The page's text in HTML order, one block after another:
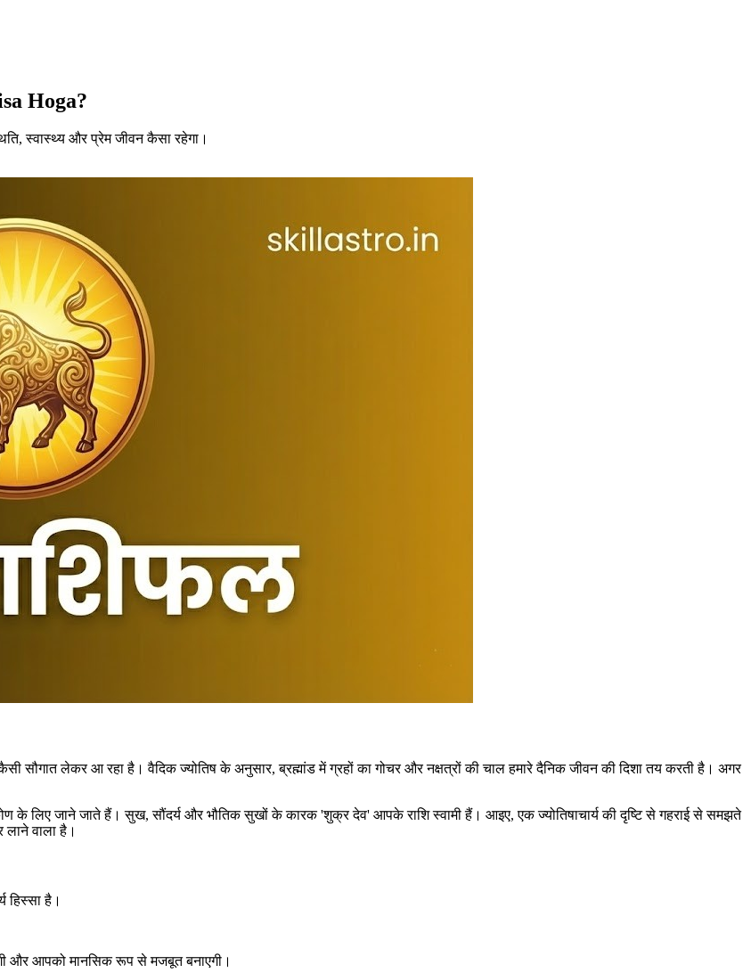
Hoga?
स्वास्थ्य और प्रेम जीवन कैसा रहेगा।
लेकर आ रहा है। वैदिक ज्योतिष के अनुसार, ब्रह्मांड में ग्रहों का गोचर और नक्षत्रों की चाल हमारे दैनिक जीवन की दिशा तय करती है। अगर
के लिए जाने जाते हैं। सुख, सौंदर्य और भौतिक सुखों के कारक 'शुक्र देव' आपके राशि स्वामी हैं। आइए, एक ज्योतिषाचार्य की दृष्टि से गहराई से समझते
वाला है।
हिस्सा है।
और आपको मानसिक रूप से मजबूत बनाएगी।